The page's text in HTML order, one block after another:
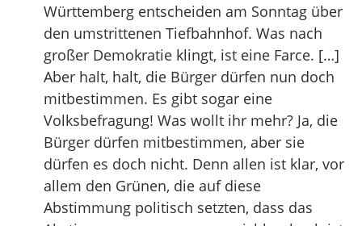
Württemberg entscheiden am Sonntag über
den umstrittenen Tiefbahnhof. Was nach
großer Demokratie klingt, ist eine Farce. […]
Aber halt, halt, die Bürger dürfen nun doch
mitbestimmen. Es gibt sogar eine
Volksbefragung! Was wollt ihr mehr? Ja, die
Bürger dürfen mitbestimmen, aber sie
dürfen es doch nicht. Denn allen ist klar, vor
allem den Grünen, die auf diese
Abstimmung politisch setzten, dass das